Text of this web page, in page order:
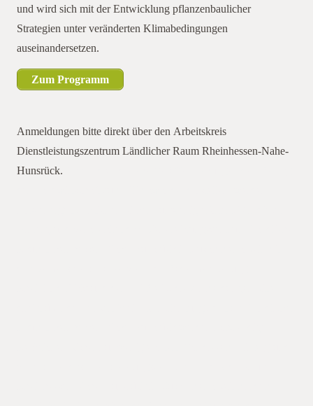
und wird sich mit der Entwicklung pflanzenbaulicher
Strategien unter veränderten Klimabedingungen
auseinandersetzen.
Zum Programm
Anmeldungen bitte direkt über den Arbeitskreis
Dienstleistungszentrum Ländlicher Raum Rheinhessen-Nahe-
Hunsrück.